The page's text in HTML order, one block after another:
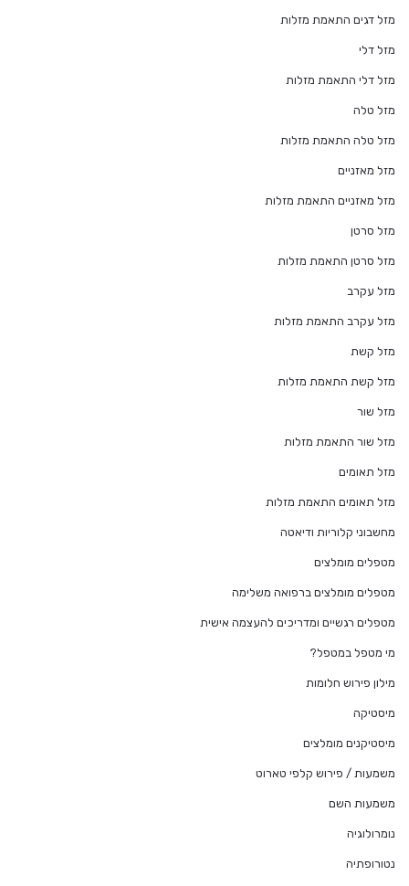
מזל דגים התאמת מזלות
מזל דלי
מזל דלי התאמת מזלות
מזל טלה
מזל טלה התאמת מזלות
מזל מאזניים
מזל מאזניים התאמת מזלות
מזל סרטן
מזל סרטן התאמת מזלות
מזל עקרב
מזל עקרב התאמת מזלות
מזל קשת
מזל קשת התאמת מזלות
מזל שור
מזל שור התאמת מזלות
מזל תאומים
מזל תאומים התאמת מזלות
מחשבוני קלוריות ודיאטה
מטפלים מומלצים
מטפלים מומלצים ברפואה משלימה
מטפלים רגשיים ומדריכים להעצמה אישית
מי מטפל במטפל?
מילון פירוש חלומות
מיסטיקה
מיסטיקנים מומלצים
משמעות / פירוש קלפי טארוט
משמעות השם
נומרולוגיה
נטורופתיה